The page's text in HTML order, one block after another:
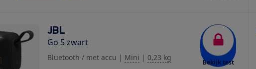
JBL
Go 5 zwart
Bluetooth / met accu | Mini | 0,23 kg
Bekijk test